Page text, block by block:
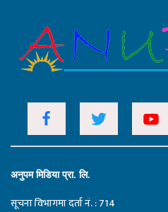
अनुपम मिडिया प्रा. लि.
सूचना विभागमा दर्ता नं. : 714